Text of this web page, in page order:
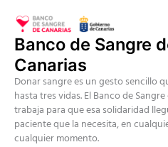
contenido
Banco de Sangre
Canarias
Donar sangre es un gesto sencillo
hasta tres vidas. El Banco de
trabaja para que esa solidaridad
paciente que la necesita, en
cualquier momento.